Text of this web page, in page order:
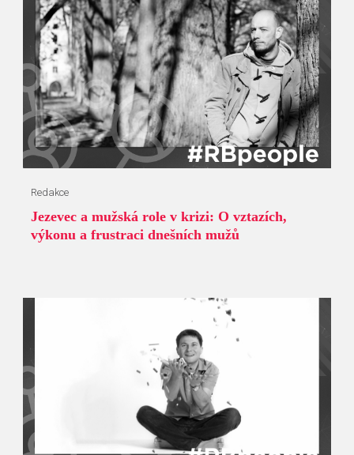
Redakce
Jezevec a mužská role v krizi: O vztazích,
výkonu a frustraci dnešních mužů